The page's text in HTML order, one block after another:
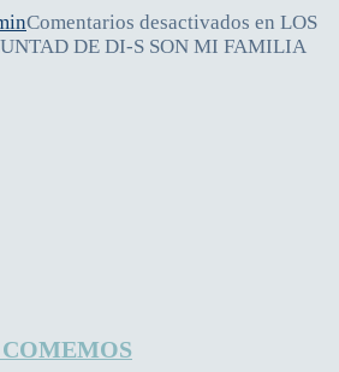
Comentarios desactivados en LOS
DE DI-S SON MI FAMILIA